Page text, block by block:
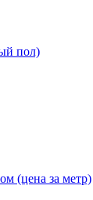
пол)
(цена за метр)